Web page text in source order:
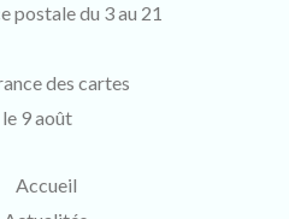
postale du 3 au 21
des cartes
9 août
Accueil